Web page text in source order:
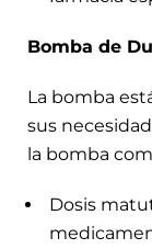
Bomba de
La bomba
sus
la bomba
Dosis